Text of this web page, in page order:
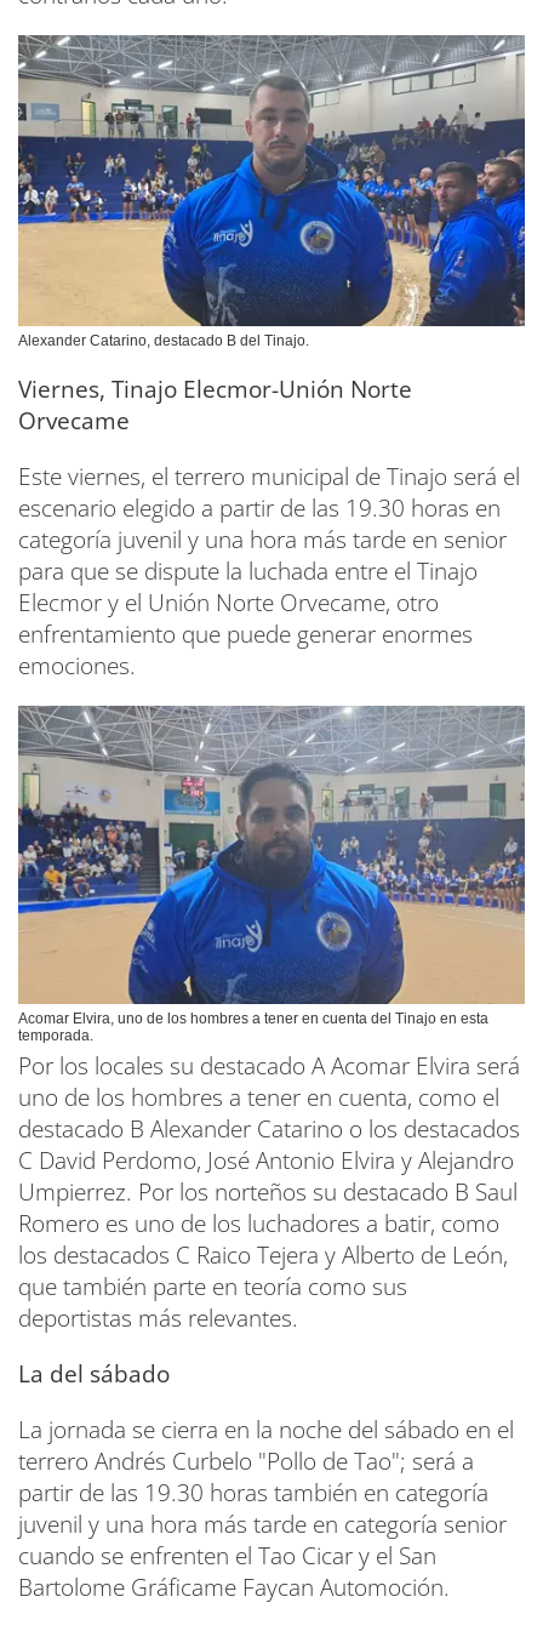
Alexander Catarino, destacado B del Tinajo.
Viernes, Tinajo Elecmor-Unión Norte
Orvecame
Este viernes, el terrero municipal de Tinajo será el
escenario elegido a partir de las 19.30 horas en
categoría juvenil y una hora más tarde en senior
para que se dispute la luchada entre el Tinajo
Elecmor y el Unión Norte Orvecame, otro
enfrentamiento que puede generar enormes
emociones.
Acomar Elvira, uno de los hombres a tener en cuenta del Tinajo en esta
temporada.
Por los locales su destacado A Acomar Elvira será
uno de los hombres a tener en cuenta, como el
destacado B Alexander Catarino o los destacados
C David Perdomo, José Antonio Elvira y Alejandro
Umpierrez. Por los norteños su destacado B Saul
Romero es uno de los luchadores a batir, como
los destacados C Raico Tejera y Alberto de León,
que también parte en teoría como sus
deportistas más relevantes.
La del sábado
La jornada se cierra en la noche del sábado en el
terrero Andrés Curbelo "Pollo de Tao"; será a
partir de las 19.30 horas también en categoría
juvenil y una hora más tarde en categoría senior
cuando se enfrenten el Tao Cicar y el San
Bartolome Gráficame Faycan Automoción.